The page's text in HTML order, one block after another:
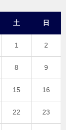
土 日
1 2
8 9
15 16
22 23